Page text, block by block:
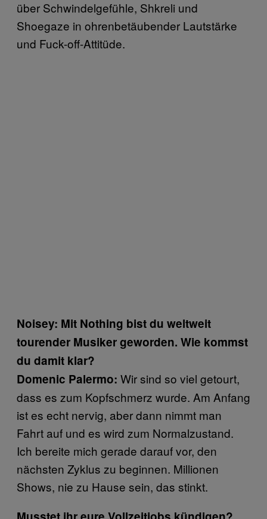
über Schwindelgefühle, Shkreli und
Shoegaze in ohrenbetäubender Lautstärke
und Fuck-off-Attitüde.
Noisey: Mit Nothing bist du weltweit
tourender Musiker geworden. Wie kommst
du damit klar?
Domenic Palermo: Wir sind so viel getourt,
dass es zum Kopfschmerz wurde. Am Anfang
ist es echt nervig, aber dann nimmt man
Fahrt auf und es wird zum Normalzustand.
Ich bereite mich gerade darauf vor, den
nächsten Zyklus zu beginnen. Millionen
Shows, nie zu Hause sein, das stinkt.